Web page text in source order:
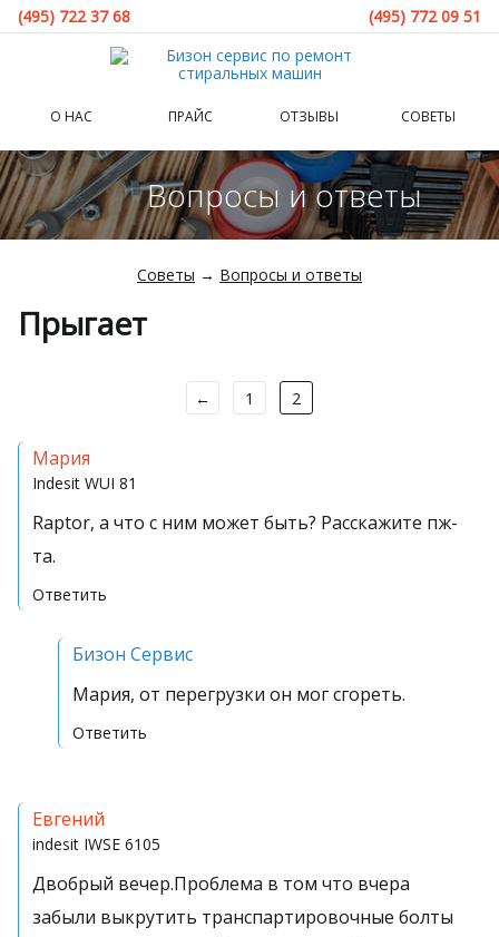
(495) 722 37 68 (495) 772 09 51
О НАС ПРАЙС ОТЗЫВЫ СОВЕТЫ
Вопросы и ответы
Советы → Вопросы и ответы
Прыгает
← 1 2
Мария
Indesit WUI 81
Raptor, а что с ним может быть? Расскажите пж-
та.
Ответить
Бизон Сервис
Мария, от перегрузки он мог сгореть.
Ответить
Евгений
indesit IWSE 6105
Двобрый вечер.Проблема в том что вчера
забыли выкрутить транспартировочные болты